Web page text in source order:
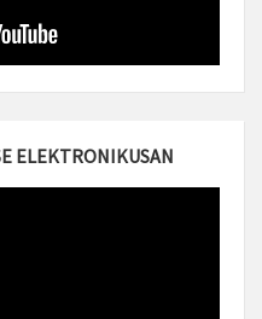
ELEKTRONIKUSAN